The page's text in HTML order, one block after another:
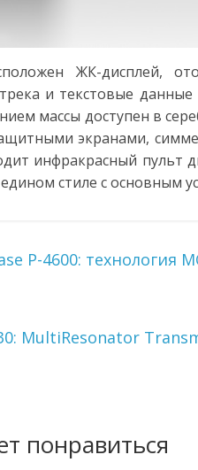
ЖК-дисплей,
и текстовые
массы доступен в
экранами,
инфракрасный пульт
стиле с основным
P-4600: технология
MultiResonator
понравиться